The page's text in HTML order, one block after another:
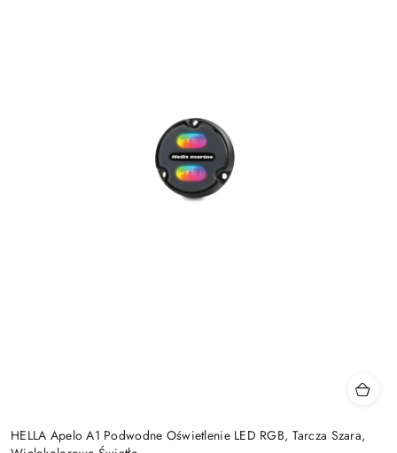
HELLA Apelo A1 Podwodne Oświetlenie LED RGB, Tarcza Szara,